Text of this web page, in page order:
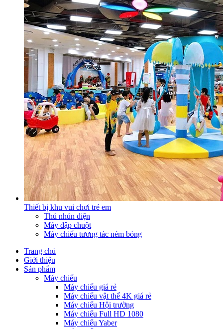
Thiết bị khu vui chơi trẻ em
Thú nhún điện
Máy đập chuột
Máy chiếu tương tác ném bóng
Trang chủ
Giới thiệu
Sản phẩm
Máy chiếu
Máy chiếu giá rẻ
Máy chiếu vật thể 4K giá rẻ
Máy chiếu Hội trường
Máy chiếu Full HD 1080
Máy chiếu Yaber